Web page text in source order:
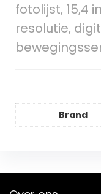
fotolijst, 15,4
resolutie,
Brand